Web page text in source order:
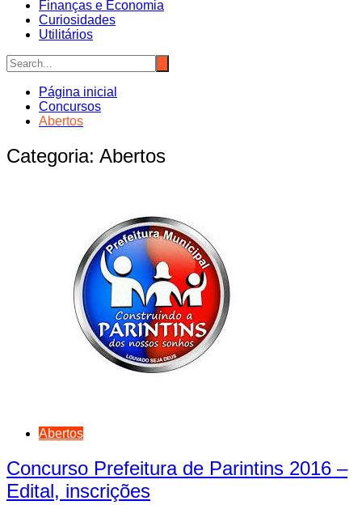
Finanças e Economia
Curiosidades
Utilitários
Página inicial
Concursos
Abertos
Categoria: Abertos
Abertos
Concurso Prefeitura de Parintins 2016 –
Edital, inscrições